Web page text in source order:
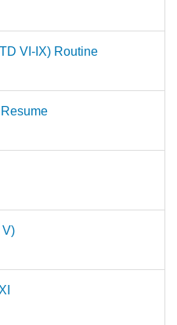
VI-IX) Routine
V)